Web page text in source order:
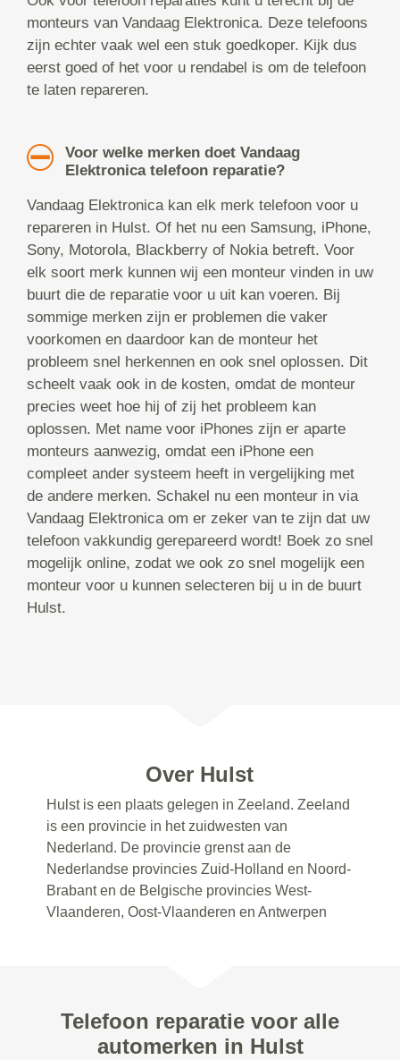
monteurs van Vandaag Elektronica. Deze telefoons
zijn echter vaak wel een stuk goedkoper. Kijk dus
eerst goed of het voor u rendabel is om de telefoon
te laten repareren.
Voor welke merken doet Vandaag
Elektronica telefoon reparatie?
Vandaag Elektronica kan elk merk telefoon voor u
repareren in Hulst. Of het nu een Samsung, iPhone,
Sony, Motorola, Blackberry of Nokia betreft. Voor
elk soort merk kunnen wij een monteur vinden in uw
buurt die de reparatie voor u uit kan voeren. Bij
sommige merken zijn er problemen die vaker
voorkomen en daardoor kan de monteur het
probleem snel herkennen en ook snel oplossen. Dit
scheelt vaak ook in de kosten, omdat de monteur
precies weet hoe hij of zij het probleem kan
oplossen. Met name voor iPhones zijn er aparte
monteurs aanwezig, omdat een iPhone een
compleet ander systeem heeft in vergelijking met
de andere merken. Schakel nu een monteur in via
Vandaag Elektronica om er zeker van te zijn dat uw
telefoon vakkundig gerepareerd wordt! Boek zo snel
mogelijk online, zodat we ook zo snel mogelijk een
monteur voor u kunnen selecteren bij u in de buurt
Hulst.
Over Hulst
Hulst is een plaats gelegen in Zeeland. Zeeland
is een provincie in het zuidwesten van
Nederland. De provincie grenst aan de
Nederlandse provincies Zuid-Holland en Noord-
Brabant en de Belgische provincies West-
Vlaanderen, Oost-Vlaanderen en Antwerpen
Telefoon reparatie voor alle
automerken in Hulst